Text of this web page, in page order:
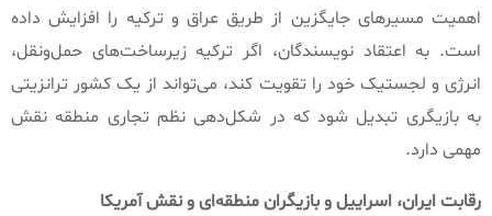
اهمیت مسیرهای جایگزین از طریق عراق و ترکیه را افزایش داده
است. به اعتقاد نویسندگان، اگر ترکیه زیرساخت‌های حمل‌ونقل،
انرژی و لجستیک خود را تقویت کند، می‌تواند از یک کشور ترانزیتی
به بازیگری تبدیل شود که در شکل‌دهی نظم تجاری منطقه نقش
مهمی دارد.
رقابت ایران، اسراییلو بازیگرانمنطقه‌ایو نقشآمریکا